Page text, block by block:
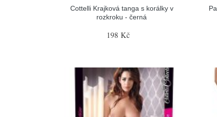
Cottelli Krajková tanga s korálky v
rozkroku - černá
198 Kč